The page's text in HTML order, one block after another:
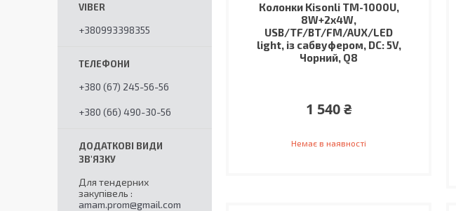
Колонки Kisonli TM-1000U,
8W+2x4W,
USB/TF/BT/FM/AUX/LED
light, із сабвуфером, DC: 5V,
Чорний, Q8
1 540 ₴
Немає в наявності
+380993398355
+380 (67) 245-56-56
+380 (66) 490-30-56
Для тендерних
закупівель
amam.prom@gmail.com